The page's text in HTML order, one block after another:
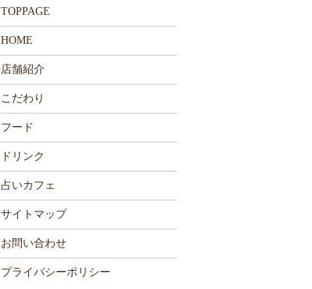
TOPPAGE
HOME
店舗紹介
こだわり
フード
ドリンク
占いカフェ
サイトマップ
お問い合わせ
プライバシーポリシー